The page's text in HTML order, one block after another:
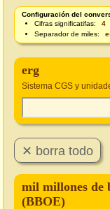
Configuración del
Cifras significatifas:
Separador de miles:
erg
Sistema CGS y
mil millones de
(BBOE)